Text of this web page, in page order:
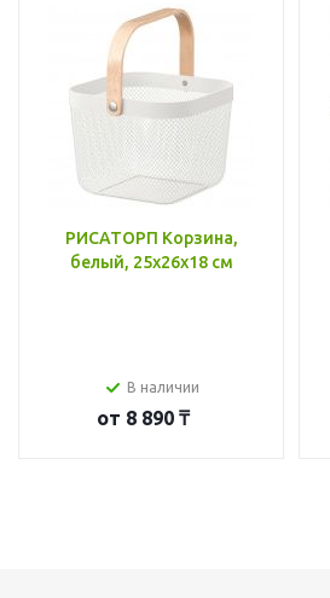
РИСАТОРП Корзина,
белый, 25x26x18 см
В наличии
от 8 890 ₸